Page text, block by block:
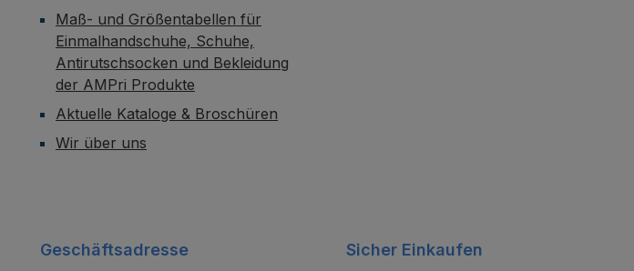
Maß- und Größentabellen für
Einmalhandschuhe, Schuhe,
Antirutschsocken und Bekleidung
der AMPri Produkte
Aktuelle Kataloge & Broschüren
Wir über uns
Geschäftsadresse Sicher Einkaufen